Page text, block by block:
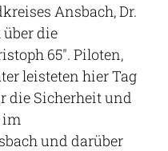
Ansbach, Dr.
die
65". Piloten,
leisteten hier Tag
die Sicherheit und
im
und darüber